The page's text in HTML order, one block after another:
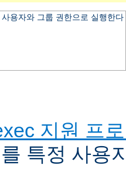
용자와 그룹 권한으로 실행한다
지원 프
특정 사용